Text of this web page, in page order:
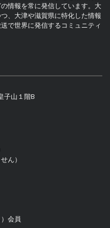
情報を常に発信しています。大
、大津や滋賀県に特化した情報
で世界に発信するコミュニティ
子山１階B
ん）
会員